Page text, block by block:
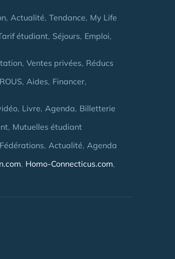
Actualité Tendance My Life
étudiant Séjours Emploi
Ventes privées Réducs
Aides Financer
Livre Agenda Billetterie
Mutuelles étudiant
Actualité Agenda
Homo-Connecticus.com